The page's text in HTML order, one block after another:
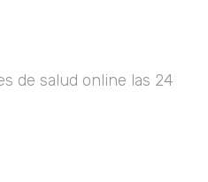
de salud online las 24